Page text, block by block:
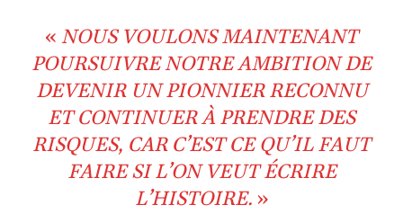
« NOUS VOULONS MAINTENANT
POURSUIVRE NOTREAMBITIONDE
DEVENIR UNPIONNIERRECONNU
ET CONTINUER À PRENDRE DES
RISQUES, CAR C’EST CE QU’IL FAUT
FAIRE SI L’ON VEUT ÉCRIRE
L’HISTOIRE. »